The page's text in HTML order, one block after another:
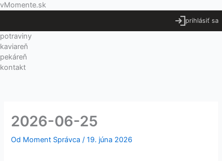
Preskočiť
vMomente.sk
prihlásiť sa
Menu
potraviny
kaviareň
pekáreň
kontakt
2026-06-25
Od Moment Správca/19. júna 2026